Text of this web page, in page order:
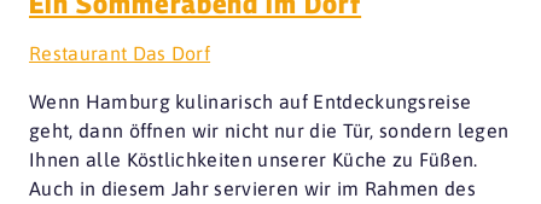
Restaurant Das Dorf
Wenn Hamburg kulinarisch auf Entdeckungsreise
geht, dann öffnen wir nicht nur die Tür, sondern legen
Ihnen alle Köstlichkeiten unserer Küche zu Füßen.
Auch in diesem Jahr servieren wir im Rahmen des